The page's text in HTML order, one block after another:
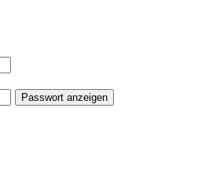
Passwort anzeigen